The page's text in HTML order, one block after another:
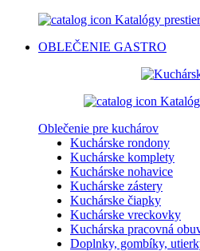
Katalógy
OBLEČENIE GASTRO
Oblečenie pre kuchárov
Kuchárske rondony
Kuchárske komplety
Kuchárske nohavice
Kuchárske zástery
Kuchárske čiapky
Kuchárske vreckovky
Kuchárska pracovná
Doplnky, gombíky,